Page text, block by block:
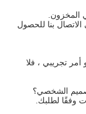
المخزون.
5-7 أيام.يرجى الاتصال بنا للحصول
تجريبي ، فلا
الشخصي؟
وفقًا لطلبك.